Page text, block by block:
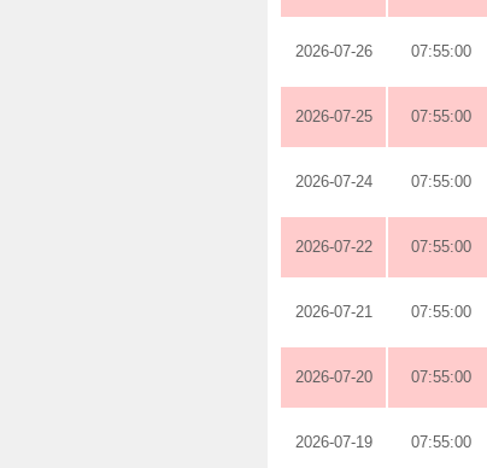
2026-07-26 07:55:00
2026-07-25 07:55:00
2026-07-24 07:55:00
2026-07-22 07:55:00
2026-07-21 07:55:00
2026-07-20 07:55:00
2026-07-19 07:55:00